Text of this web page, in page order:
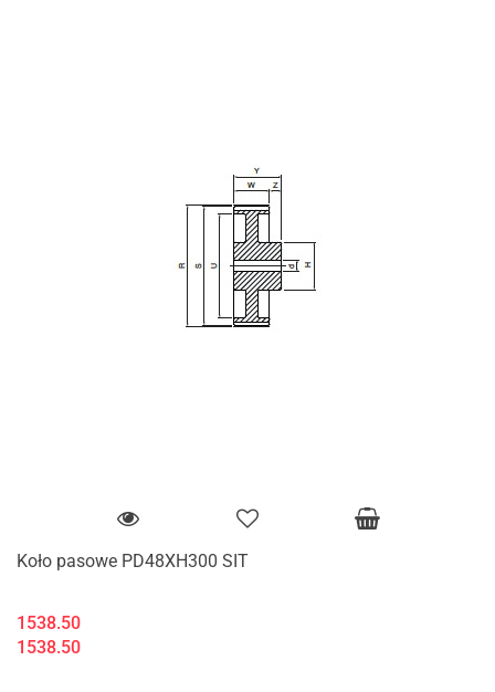
Koło pasowe PD48XH300 SIT
1538.50
1538.50